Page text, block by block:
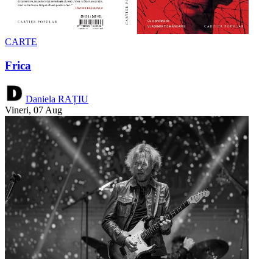
CARTE
Frica
Daniela RAȚIU
Vineri, 07 Aug